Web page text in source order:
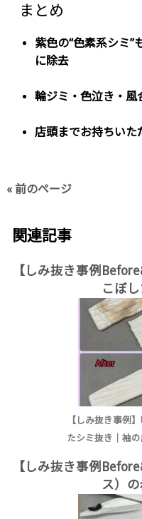
まとめ
紫色の“色素系シミ”
に除去
輪ジミ・色泣き・風
店頭までお持ちいた
« 前のページ
関連記事
【しみ抜き事例
こぼ
【しみ抜き事例
たシミ抜き｜袖
【しみ抜き事例
ス）